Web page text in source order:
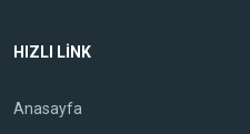
HIZLI LİNK
Anasayfa